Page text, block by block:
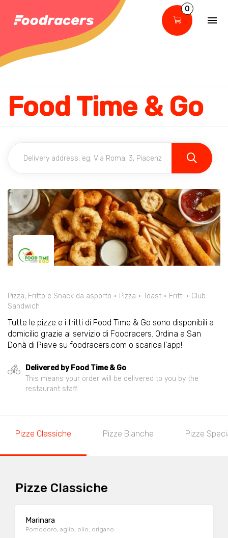
0
Food Time & Go
Pizza, Fritto e Snack da asporto Pizza Toast Fritti
Club
Sandwich
Tutte le pizze e i fritti di Food Time & Go sono disponibili a
domicilio grazie al servizio di Foodracers. Ordina a San
Donà di Piave su foodracers.com o scarica l'app!
Delivered by Food Time & Go
This means your order will be delivered to you by the
restaurant staff.
Pizze Classiche Pizze Bianche Pizze
Pizze Classiche
Marinara
Pomodoro, aglio, olio, origano